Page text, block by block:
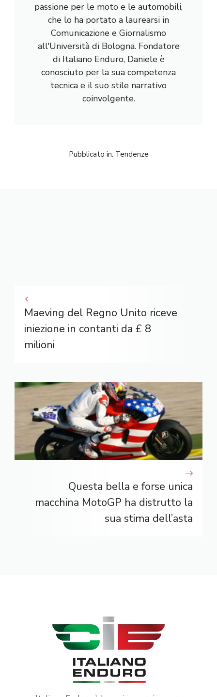
passione per le moto e le automobili,
che lo ha portato a laurearsi in
Comunicazione e Giornalismo
all'Università di Bologna. Fondatore
di Italiano Enduro, Daniele è
conosciuto per la sua competenza
tecnica e il suo stile narrativo
coinvolgente.
Pubblicato in: Tendenze
Maeving del Regno Unito riceve
iniezione in contanti da £ 8
milioni
Questa bella e forse unica
macchina MotoGP ha distrutto la
sua stima dell’asta